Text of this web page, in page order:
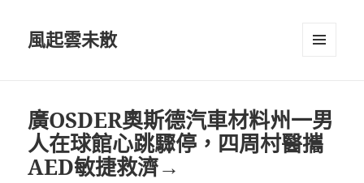
風起雲未散
廣OSDER奧斯德汽車材料州一男
人在球館心跳驟停，四周村醫攜
AED敏捷救濟→